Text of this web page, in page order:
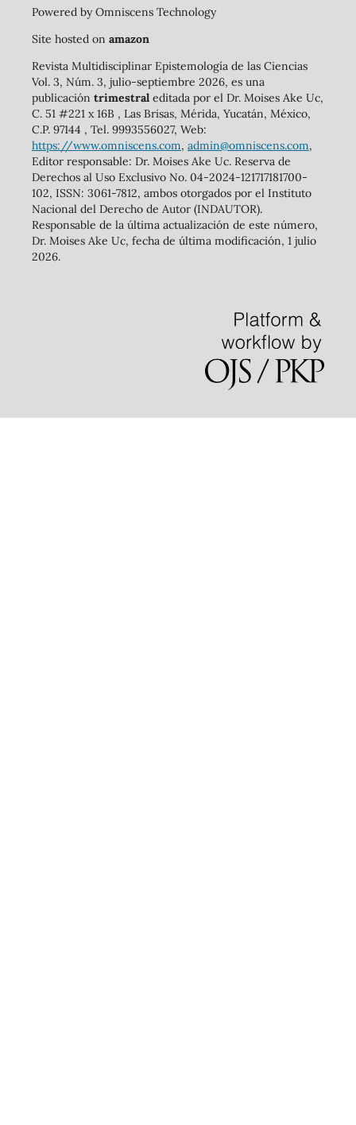
Powered by Omniscens Technology
Site hosted on amazon
Revista Multidisciplinar Epistemología de las Ciencias
Vol. 3, Núm. 3, julio-septiembre 2026, es una
publicación trimestraleditada por el Dr. Moises Ake Uc,
C. 51 #221 x 16B , Las Brisas, Mérida, Yucatán, México,
C.P. 97144 , Tel. 9993556027, Web:
https://www.omniscens.com, admin@omniscens.com,
Editor responsable: Dr. Moises Ake Uc. Reserva de
Derechos al Uso Exclusivo No. 04-2024-121717181700-
102, ISSN: 3061-7812, ambos otorgados por el Instituto
Nacional del Derecho de Autor (INDAUTOR).
Responsable de la última actualización de este número,
Dr. Moises Ake Uc, fecha de última modificación, 1 julio
2026.